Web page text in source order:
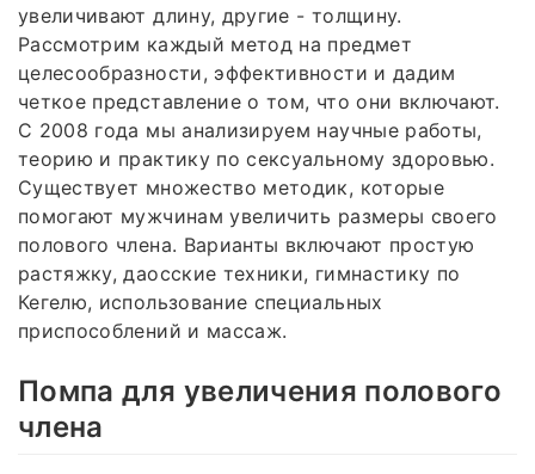
увеличивают длину, другие - толщину.
Рассмотрим каждый метод на предмет
целесообразности, эффективности и дадим
четкое представление о том, что они включают.
С 2008 года мы анализируем научные работы,
теорию и практику по сексуальному здоровью.
Существует множество методик, которые
помогают мужчинам увеличить размеры своего
полового члена. Варианты включают простую
растяжку, даосские техники, гимнастику по
Кегелю, использование специальных
приспособлений и массаж.
Помпа для увеличения полового
члена